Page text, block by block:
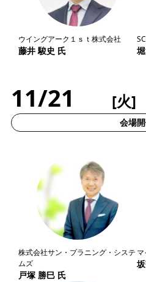
ウイングアーク１ｓｔ株式会社
藤井 駿史 氏
11/21 [火]
会場
株式会社サン・プラニング・システ
ムズ
戸塚 勝巳 氏